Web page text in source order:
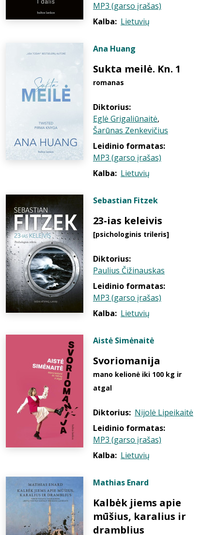
MP3 (garso įrašas)
Kalba: Lietuvių
Ana Huang
Sukta meilė. Kn. 1
romanas
Diktorius:
Eglė Grigaliūnaitė,
Šarūnas Zenkevičius
Leidinio formatas:
MP3 (garso įrašas)
Kalba: Lietuvių
Sebastian Fitzek
23-ias keleivis
[psichologinis trileris]
Diktorius:
Paulius Čižinauskas
Leidinio formatas:
MP3 (garso įrašas)
Kalba: Lietuvių
Aistė Simėnaitė
Svoriomanija
mano kelionė iki 100 kg ir
atgal
Diktorius: Nijolė Lipeikaitė
Leidinio formatas:
MP3 (garso įrašas)
Kalba: Lietuvių
Mathias Enard
Kalbėk jiems apie
mūšius, karalius ir
dramblius